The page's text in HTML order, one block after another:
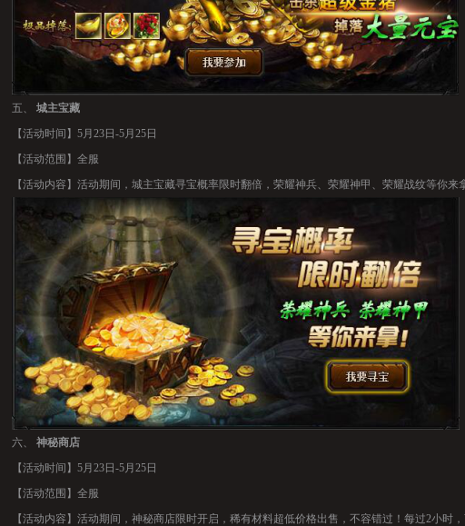
五、 城主宝藏
【活动时间】5月23日-5月25日
【活动范围】全服
【活动内容】活动期间，城主宝藏寻宝概率限时翻倍，荣耀神兵、荣耀神甲、荣耀战纹等你来
六、 神秘商店
【活动时间】5月23日-5月25日
【活动范围】全服
【活动内容】活动期间，神秘商店限时开启，稀有材料超低价格出售，不容错过！每过2小时